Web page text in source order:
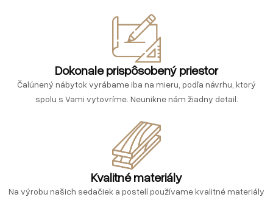
Dokonale prispôsobený priestor
Čalúnený nábytok vyrábame iba na mieru, podľa návrhu, ktorý
spolu s Vami vytovríme. Neunikne nám žiadny detail.
Kvalitné materiály
Na výrobu našich sedačiek a postelí používame kvalitné materiály